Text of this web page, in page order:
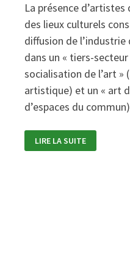
La présence
des lieux culturels
diffusion de
dans un « tiers-
socialisation de l’art »
artistique) et un « art
d’espaces du
DE
L’ART
LIRE LA SUITE